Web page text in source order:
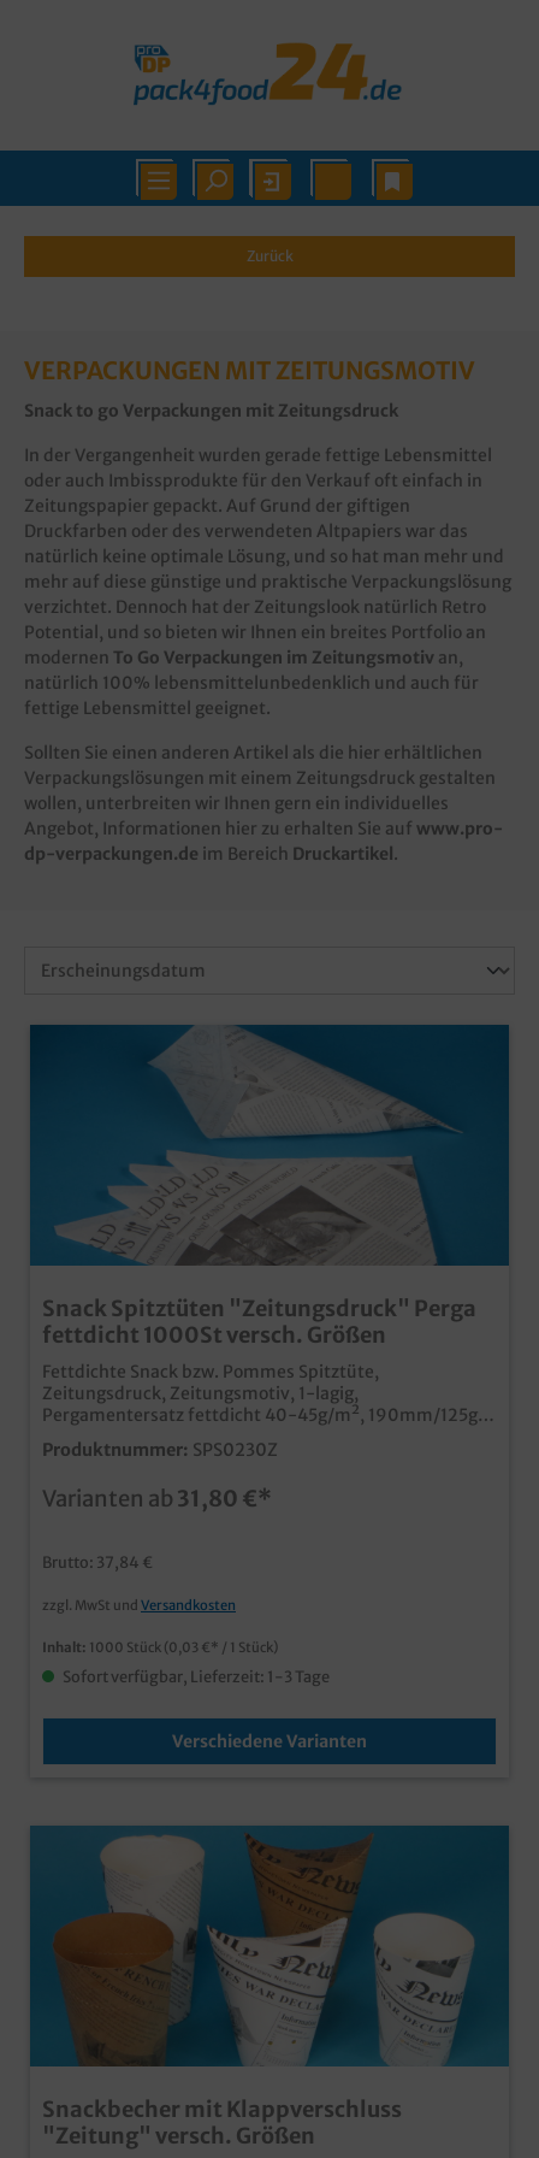
Zurück
VERPACKUNGEN MIT ZEITUNGSMOTIV
Snack to go Verpackungen mit Zeitungsdruck
In der Vergangenheit wurden gerade fettige Lebensmittel
oder auch Imbissprodukte für den Verkauf oft einfach in
Zeitungspapier gepackt. Auf Grund der giftigen
Druckfarben oder des verwendeten Altpapiers war das
natürlich keine optimale Lösung, und so hat man mehr und
mehr auf diese günstige und praktische Verpackungslösung
verzichtet. Dennoch hat der Zeitungslook natürlich Retro
Potential, und so bieten wir Ihnen ein breites Portfolio an
modernen To Go Verpackungen im Zeitungsmotiv an,
natürlich 100% lebensmittelunbedenklich und auch für
fettige Lebensmittel geeignet.
Sollten Sie einen anderen Artikel als die hier erhältlichen
Verpackungslösungen mit einem Zeitungsdruck gestalten
wollen, unterbreiten wir Ihnen gern ein individuelles
Angebot, Informationen hier zu erhalten Sie auf www.pro-
dp-verpackungen.de im Bereich Druckartikel .
Snack Spitztüten "Zeitungsdruck" Perga
fettdicht 1000St versch. Größen
Fettdichte Snack bzw. Pommes Spitztüte,
Zeitungsdruck, Zeitungsmotiv, 1-lagig,
Pergamentersatz fettdicht 40-45g/m², 190mm/125g
oder 230mm/250g zur Auswahl, 1000Stück im Karton
ideal für den Imbissbereich Pommes, Backfisch und
stylischer und nostalgischer Zeitungsdruck.
Produktnummer: SPS0230Z
Varianten ab 31,80 €*
Brutto: 37,84 €
zzgl. MwSt und Versandkosten
Inhalt: 1000 Stück (0,03 €* / 1 Stück)
Sofort verfügbar, Lieferzeit: 1-3 Tage
Verschiedene Varianten
Snackbecher mit Klappverschluss
"Zeitung" versch. Größen